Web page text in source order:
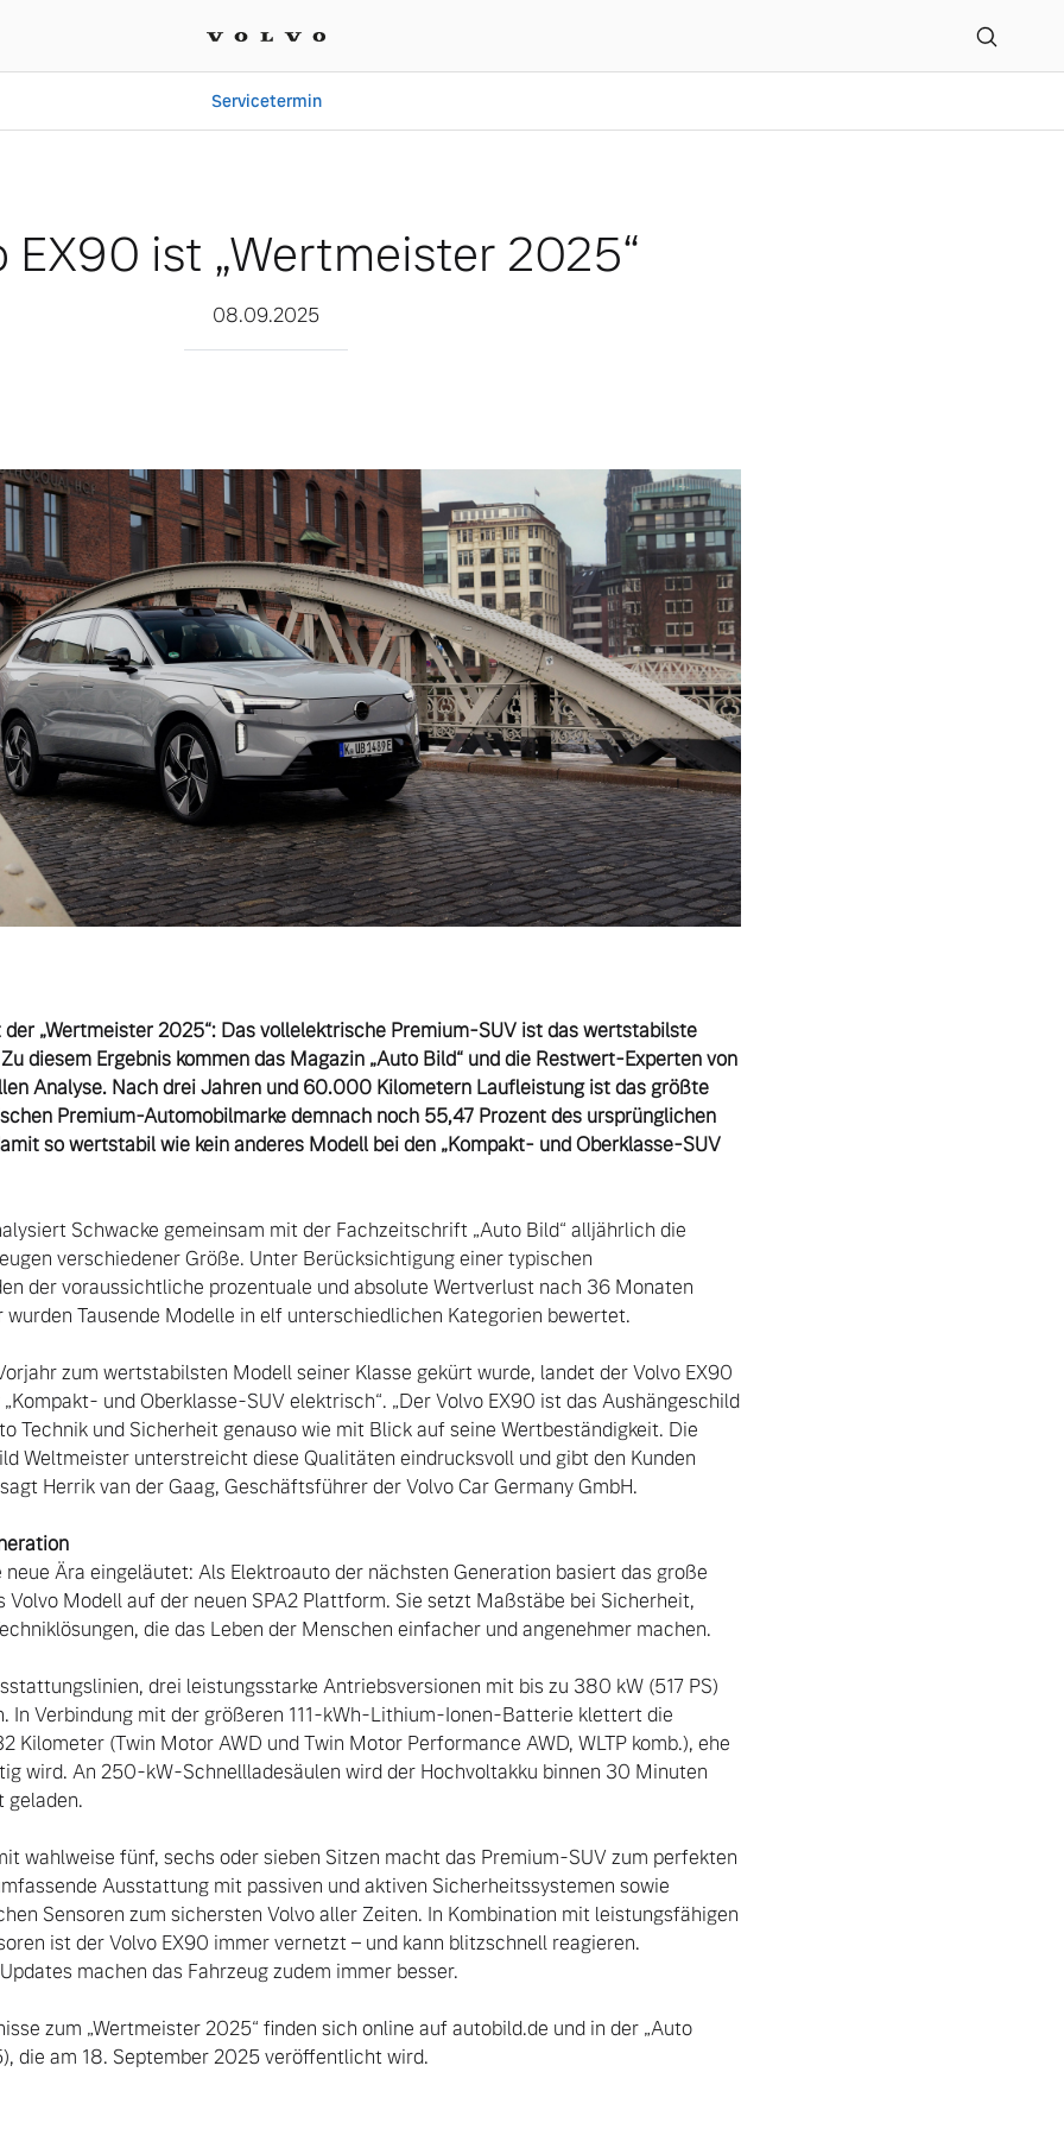
Servicetermin
EX90 ist „Wertmeister 2025“
08.09.2025
der „Wertmeister 2025“: Das vollelektrische Premium-SUV ist das wertstabilste
diesem Ergebnis kommen das Magazin „Auto Bild“ und die Restwert-Experten von
Analyse. Nach drei Jahren und 60.000 Kilometern Laufleistung ist das größte
Premium-Automobilmarke demnach noch 55,47 Prozent des ursprünglichen
so wertstabil wie kein anderes Modell bei den „Kompakt- und Oberklasse-SUV
Schwacke gemeinsam mit der Fachzeitschrift „Auto Bild“ alljährlich die
verschiedener Größe. Unter Berücksichtigung einer typischen
der voraussichtliche prozentuale und absolute Wertverlust nach 36 Monaten
Tausende Modelle in elf unterschiedlichen Kategorien bewertet.
zum wertstabilsten Modell seiner Klasse gekürt wurde, landet der Volvo EX90
und Oberklasse-SUV elektrisch“. „Der Volvo EX90 ist das Aushängeschild
Technik und Sicherheit genauso wie mit Blick auf seine Wertbeständigkeit. Die
Weltmeister unterstreicht diese Qualitäten eindrucksvoll und gibt den Kunden
Herrik van der Gaag, Geschäftsführer der Volvo Car Germany GmbH.
neue Ära eingeläutet: Als Elektroauto der nächsten Generation basiert das große
Volvo Modell auf der neuen SPA2 Plattform. Sie setzt Maßstäbe bei Sicherheit,
die das Leben der Menschen einfacher und angenehmer machen.
drei leistungsstarke Antriebsversionen mit bis zu 380 kW (517 PS)
In Verbindung mit der größeren 111-kWh-Lithium-Ionen-Batterie klettert die
Kilometer (Twin Motor AWD und Twin Motor Performance AWD, WLTP komb.), ehe
wird. An 250-kW-Schnellladesäulen wird der Hochvoltakku binnen 30 Minuten
geladen.
wahlweise fünf, sechs oder sieben Sitzen macht das Premium-SUV zum perfekten
Ausstattung mit passiven und aktiven Sicherheitssystemen sowie
Sensoren zum sichersten Volvo aller Zeiten. In Kombination mit leistungsfähigen
ist der Volvo EX90 immer vernetzt – und kann blitzschnell reagieren.
machen das Fahrzeug zudem immer besser.
zum „Wertmeister 2025“ finden sich online auf autobild.de und in der „Auto
die am 18. September 2025 veröffentlicht wird.